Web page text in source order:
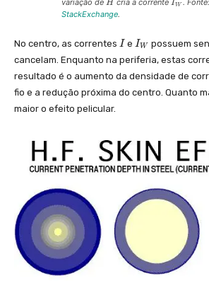
variação de Hcria a corrente IW . Fonte:
StackExchange.
No centro, as correntes I
I eI_
{
W
}
IW possuem
cancelam. Enquanto na periferia, estas
resultado é o aumento da densidade de
fio e a redução próxima do centro. Quanto
maior o efeito pelicular.